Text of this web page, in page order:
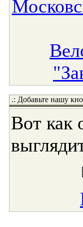
.: Добавьте нашу
Вот как